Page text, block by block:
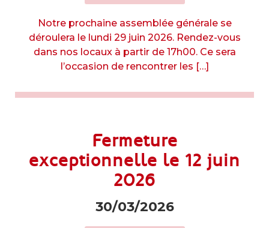
Notre prochaine assemblée générale se
déroulera le lundi 29 juin 2026. Rendez-vous
dans nos locaux à partir de 17h00. Ce sera
l’occasion de rencontrer les […]
Fermeture
exceptionnelle le 12 juin
2026
30/03/2026